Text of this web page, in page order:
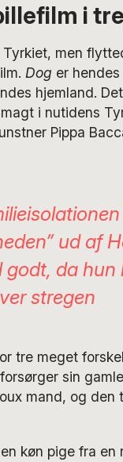
i
men
Dog er
hjemland.
i nutidens
Pippa
ud af
godt, da
stregen
tre meget
sin
mand, og den
køn pige fra